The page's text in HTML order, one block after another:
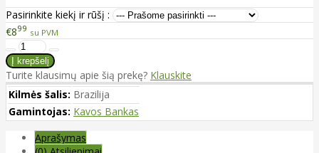
Pasirinkite kiekį ir rūšį :
€899 su PVM
Turite klausimų apie šią prekę? Klauskite
Kilmės šalis: Brazilija
Gamintojas: Kavos Bankas
Aprašymas